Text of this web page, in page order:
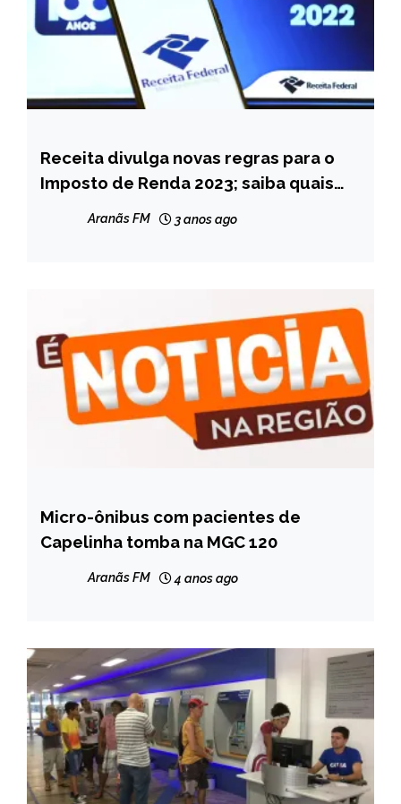
BRASIL
NOTÍCIAS
Receita divulga novas regras para o
Imposto de Renda 2023; saiba quais
Aranãs FM 3 anos ago
BRASIL
NOTÍCIAS
Micro-ônibus com pacientes de
Capelinha tomba na MGC 120
Aranãs FM 4 anos ago